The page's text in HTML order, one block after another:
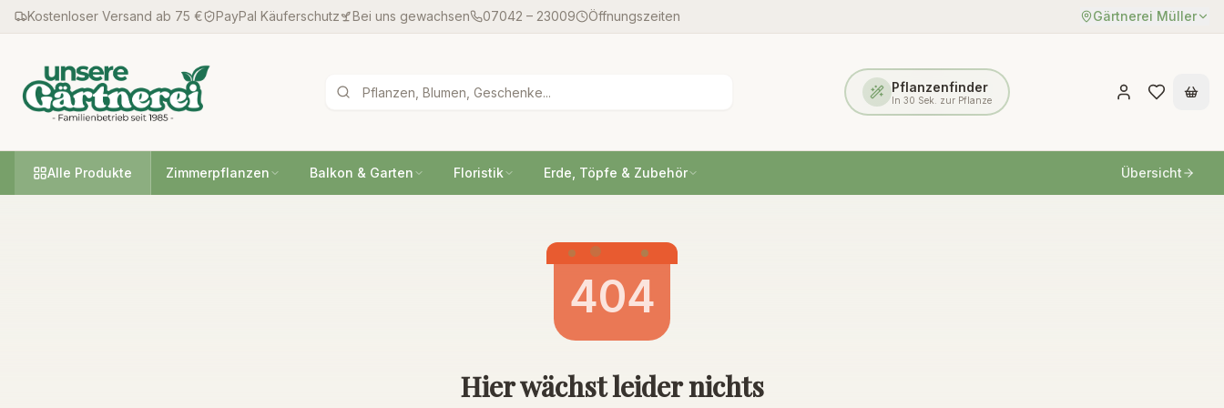
Kostenloser Versand ab 75 € PayPal Käuferschutz Bei uns gewachsen 07042 – 23009 Öffnungszeiten Gärtnerei Müller
Pflanzenfinder
In 30 Sek. zur Pflanze
Alle Produkte Zimmerpflanzen Balkon & Garten Floristik Erde, Töpfe & Zubehör Übersicht
404
Hier wächst leider nichts